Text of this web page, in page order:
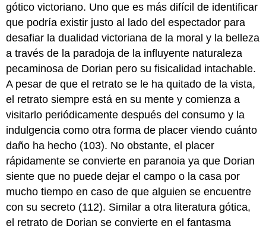
gótico victoriano. Uno que es más difícil de identificar
que podría existir justo al lado del espectador para
desafiar la dualidad victoriana de la moral y la belleza
a través de la paradoja de la influyente naturaleza
pecaminosa de Dorian pero su fisicalidad intachable.
A pesar de que el retrato se le ha quitado de la vista,
el retrato siempre está en su mente y comienza a
visitarlo periódicamente después del consumo y la
indulgencia como otra forma de placer viendo cuánto
daño ha hecho (103). No obstante, el placer
rápidamente se convierte en paranoia ya que Dorian
siente que no puede dejar el campo o la casa por
mucho tiempo en caso de que alguien se encuentre
con su secreto (112). Similar a otra literatura gótica,
el retrato de Dorian se convierte en el fantasma